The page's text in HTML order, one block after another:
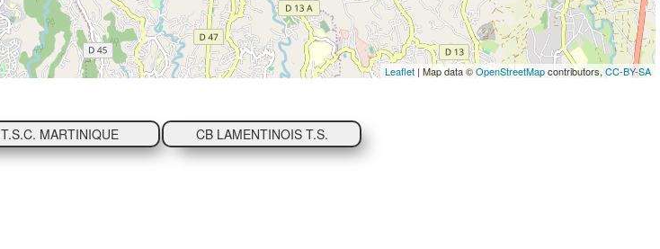
Leaflet | Map data ©OpenStreetMapcontributors, CC-BY-SA
T.S.C. MARTINIQUE CB LAMENTINOIS T.S.